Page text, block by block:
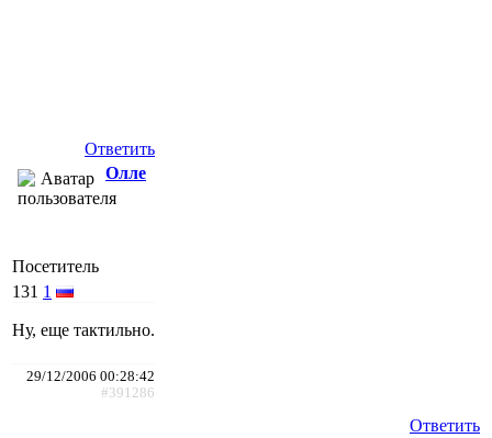
Ответить
Олле
Посетитель
131 1
Ну, еще тактильно.
29/12/2006 00:28:42
#391286
Ответить